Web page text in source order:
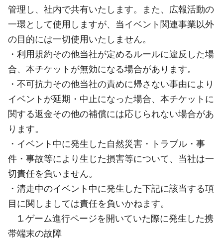
管理し、社内で共有いたします。また、広報活動の
一環として使用しますが、当イベント関連事業以外
の目的には一切使用いたしません。
・利用規約その他当社が定めるルールに違反した場
合、本チケットが無効になる場合があります。
・不可抗力その他当社の責めに帰さない事由により
イベントが延期・中止になった場合、本チケットに
関する返金その他の補償には応じられない場合があ
ります。
・イベント中に発生した自然災害・トラブル・事
件・事故等により生じた損害等について、当社は一
切責任を負いません。
・清走中のイベント中に発生した下記に該当する項
目に関しましては責任を負いかねます。
1. ゲーム進行ページを開いていた際に発生した携
帯端末の故障